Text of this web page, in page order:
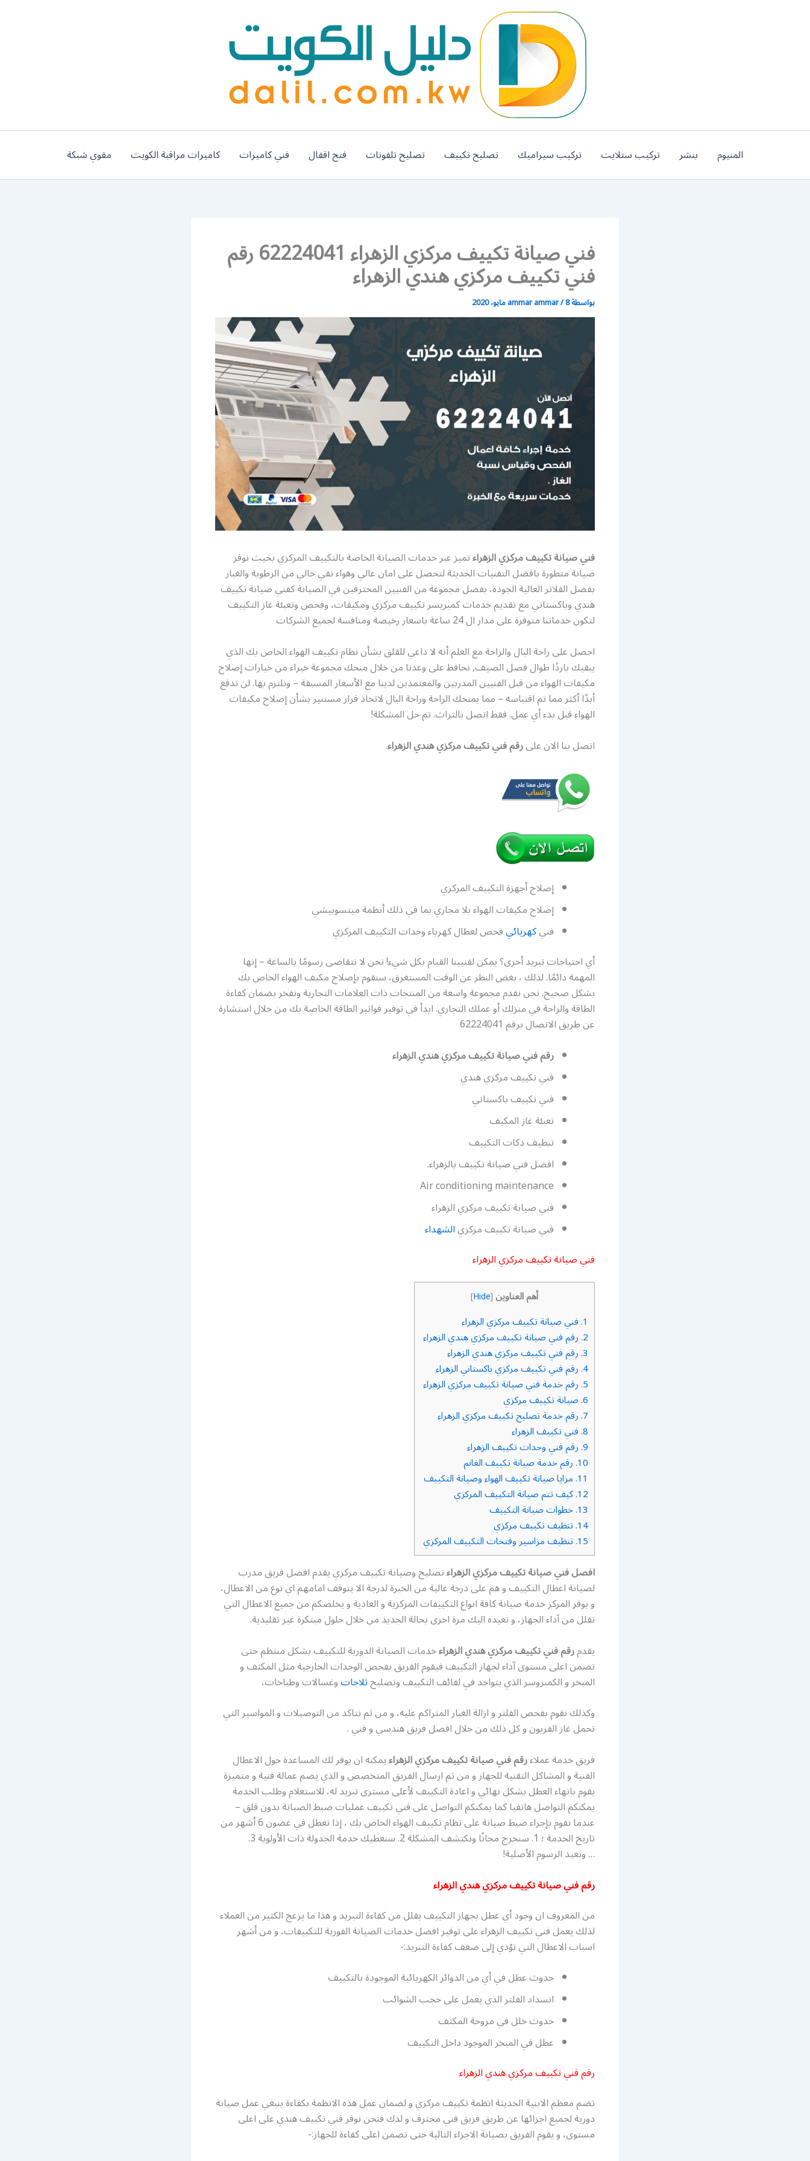
المنيوم بنشر تركيب ستلايت تركيب سيراميك تصليح تكييف تصليح تلفونات فتح اقفال فني كاميرات كاميرات مراقبة الكويت مقوي شبكة
فني صيانة تكييف مركزي الزهراء 62224041 رقم
فني تكييف مركزي هندي الزهراء
بواسطة ammar ammar/8 مايو، 2020
فني صيانة تكييف مركزي الزهراءتميز عبر خدمات الصيانة الخاصة بالتكييف المركزي بحيث نوفر
صيانة متطورة بافضل التقنيات الحديثة لتحصل على امان عالي وهواء نقي خالي من الرطوبة والغبار
بفضل الفلاتر العالية الجودة، بفضل مجموعة من الفنيين المحترفين في الصيانة كفني صيانة تكييف
هندي وباكستاني مع تقديم خدمات كمبريسر تكييف مركزي ومكيفات، وفحص وتعبئة غاز التكييف
لتكون خدماتنا متوفرة على مدار ال 24 ساعة باسعار رخيصة ومنافسة لجميع الشركات
احصل على راحة البال والراحة مع العلم أنه لا داعي للقلق بشأن نظام تكييف الهواء الخاص بك الذي
يبقيك باردًا طوال فصل الصيف, نحافظ على وعدنا من خلال منحك مجموعة خبراء من خيارات إصلاح
مكيفات الهواء من قبل الفنيين المدربين والمعتمدين لدينا مع الأسعار المسبقة – ونلتزم بها. لن تدفع
أبدًا أكثر مما تم اقتباسه – مما يمنحك الراحة وراحة البال لاتخاذ قرار مستنير بشأن إصلاح مكيفات
الهواء قبل بدء أي عمل. فقط اتصل بالتراث. تم حل المشكلة!
اتصل بنا الان علىرقم فني تكييف مركزي هندي الزهراء.
إصلاح أجهزة التكييف المركزي
إصلاح مكيفات الهواء بلا مجاري بما في ذلك أنظمة ميتسوبيشي
فنيكهريائيفحص لعطال كهرباء وحدات التكييف المركزي
أي احتياجات تبريد أخرى؟ يمكن لفنيينا القيام بكل شيء! نحن لا نتقاضى رسومًا بالساعة – إنها
المهمة دائمًا. لذلك ، بغض النظر عن الوقت المستغرق، سنقوم بإصلاح مكيف الهواء الخاص بك
بشكل صحيح. نحن نقدم مجموعة واسعة من المنتجات ذات العلامات التجارية ونفخر بضمان كفاءة
الطاقة والراحة في منزلك أو عملك التجاري. ابدأ في توفير فواتير الطاقة الخاصة بك من خلال استشارة
عن طريق الاتصال برقم 62224041
رقم فني صيانة تكييف مركزي هندي الزهراء
فني تكييف مركزي هندي
فني تكييف باكستاني
تعبئة غاز المكيف
تنظيف دكات التكييف
افضل فني صيانة تكييف بالزهراء.
Air conditioning maintenance
فني صيانة تكييف مركزي الزهراء
فني صيانة تكييف مركزيالشهداء
فني صيانة تكييف مركزي الزهراء
أهم العناوين [
Hide
]
1. فني صيانة تكييف مركزي الزهراء
2. رقم فني صيانة تكييف مركزي هندي الزهراء
3. رقم فني تكييف مركزي هندي الزهراء
4. رقم فني تكييف مركزي باكستاني الزهراء
5. رقم خدمة فني صيانة تكييف مركزي الزهراء
6. صيانة تكييف مركزي
7. رقم خدمة تصليح تكييف مركزي الزهراء
8. فني تكييف الزهراء
9. رقم فني وحدات تكييف الزهراء
10. رقم خدمة صيانة تكييف الغانم
11. مزايا صيانة تكييف الهواء وصيانة التكييف
12. كيف تتم صيانة التكييف المركزي
13. خطوات صيانة التكييف
14. تنظيف تكييف مركزي
15. تنظيف مزاسير وفتحات التكييف المركزي
افصل فني صيانة تكييف مركزي الزهراءتصليح وصيانة تكييف مركزي يقدم افضل فريق مدرب
لصيانة اعطال التكييف و هم على درجة عالية من الخبرة لدرجة الا يتوقف امامهم اي نوع من الاعطال،
و يوفر المركز خدمة صيانة كافة انواع التكييفات المركزية و العادية و يخلصكم من جميع الاعطال التي
تقلل من آداء الجهاز، و تعيده اليك مرة اخرى بحالة الجديد من خلال حلول مبتكرة غير تقليدية.
يقدمرقم فني تكييف مركزي هندي الزهراءخدمات الصيانة الدورية للتكييف بشكل منتظم حتى
تضمن اعلى مستوى آداء لجهاز التكييف فيقوم الفريق بفحص الوحدات الخارجية مثل المكثف و
المبخر و الكمبروسر الذي يتواجد في لفائف التكييف وتصليحثلاجاتوغسالات وطباخات،
وكذلك نقوم بفحص الفلتر و ازالة الغبار المتراكم عليه، و من ثم نتاكد من التوصيلات و المواسير التي
تحمل غاز الفريون و كل ذلك من خلال افضل فريق هندسي و فني .
فريق خدمة عملاءرقم فني صيانة تكييف مركزي الزهراءيمكنه ان يوفر لك المساعدة حول الاعطال
الفنية و المشاكل التقنية للجهاز و من ثم ارسال الفريق المتخصص و الذي يضم عمالة فنية و متميزة
يقوم بانهاء العطل بشكل نهائي و اعادة التكييف لأعلى مستزى تبريد له، للاستعلام وطلب الخدمة
يمكنكم التواصل هاتفيا كما يمكنكم التواصل على فني تكييف عمليات ضبط الصيانة بدون قلق –
عندما نقوم بإجراء ضبط صيانة على نظام تكييف الهواء الخاص بك ، إذا تعطل في غضون 6 أشهر من
تاريخ الخدمة ؛ 1. سنخرج مجانًا ونكتشف المشكلة 2. سنعطيك خدمة الجدولة ذات الأولوية 3.
… ونعيد الرسوم الأصلية!
رقم فني صيانة تكييف مركزي هندي الزهراء
من المعروف ان وجود أي عطل بجهاز التكييف يقلل من كفاءة التبريد و هذا ما يزعج الكثير من العملاء
لذلك يعمل فني تكييف الزهراء على توفير افضل خدمات الصيانة الفورية للتكييفات، و من أشهر
اسباب الاعطال التي تؤدي إلى ضعف كفاءة التبريد:-
حدوث عطل في أي من الدوائر الكهربائية الموجودة بالتكييف
انسداد الفلتر الذي يعمل على حجب الشوائب
حدوث خلل في مروحة المكثف
عطل في المبخر الموجود داخل التكييف
رقم فني تكييف مركزي هندي الزهراء
تضم معظم الابنية الحديثة انظمة تكييف مركزي و لضمان عمل هذه الانظمة بكفاءة ينبغي عمل صيانة
دورية لجميع اجزائها عن طريق فريق فني محترف و لذك فنحن نوفر فني تكييف هندي على اعلى
مستوى، و يقوم الفريق بصيانة الاجزاء التالية حتى تضمن اعلى كفاءة للجهاز:-